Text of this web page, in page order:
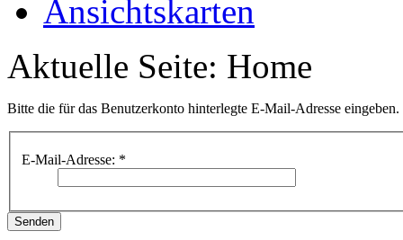
Ansichtskarten
Aktuelle Seite: Home
Bitte die für das Benutzerkonto hinterlegte E-Mail-Adresse
E-Mail-Adresse: *
Senden